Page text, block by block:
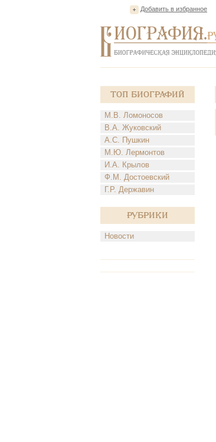
Добавить в избранное
Топ Биографий
М.В. Ломоносов
В.А. Жуковский
А.С. Пушкин
М.Ю. Лермонтов
И.А. Крылов
Ф.М. Достоевский
Г.Р. Державин
Рубрики
Новости